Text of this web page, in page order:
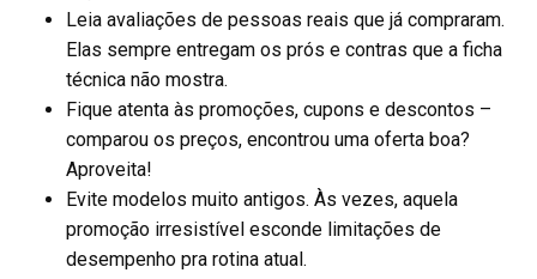
Leia avaliações de pessoas reais que já compraram.
Elas sempre entregam os prós e contras que a ficha
técnica não mostra.
Fique atenta às promoções, cupons e descontos –
comparou os preços, encontrou uma oferta boa?
Aproveita!
Evite modelos muito antigos. Às vezes, aquela
promoção irresistível esconde limitações de
desempenho pra rotina atual.